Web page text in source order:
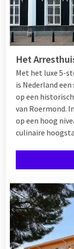
Het
Met het luxe 5-
is Nederland
op een
van Roermond.
op een hoog
culinaire